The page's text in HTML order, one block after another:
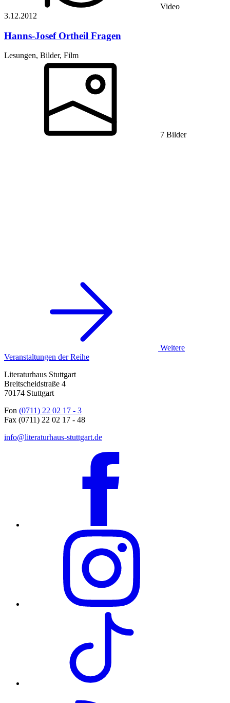
Video
3.12.2012
Hanns-Josef Ortheil Fragen
Lesungen, Bilder, Film
7 Bilder
Weitere
Veranstaltungen der Reihe
Literaturhaus Stuttgart
Breitscheidstraße 4
70174 Stuttgart
Fon (0711) 22 02 17 - 3
Fax (0711) 22 02 17 - 48
info@literaturhaus-stuttgart.de